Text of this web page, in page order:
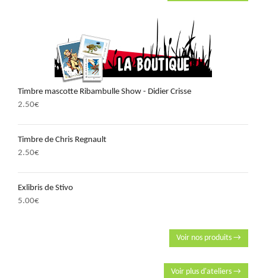
Timbre mascotte Ribambulle Show - Didier Crisse
2.50€
Timbre de Chris Regnault
2.50€
Exlibris de Stivo
5.00€
Voir nos produits →
Voir plus d'ateliers →